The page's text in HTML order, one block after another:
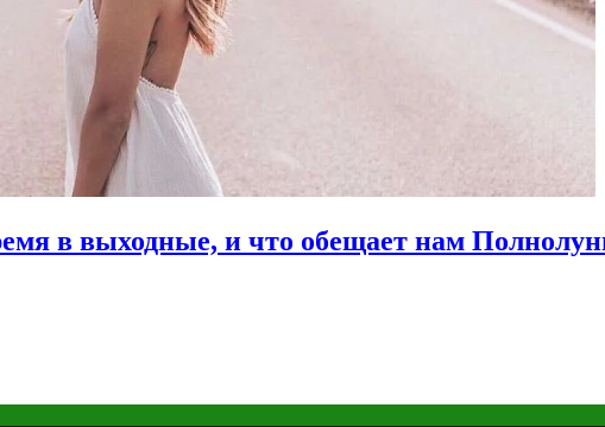
в выходные, и что обещает нам